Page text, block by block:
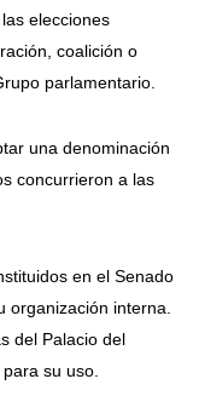
elecciones
coalición o
parlamentario.
una denominación
concurrieron a las
en el Senado
interna.
del Palacio del
su uso.